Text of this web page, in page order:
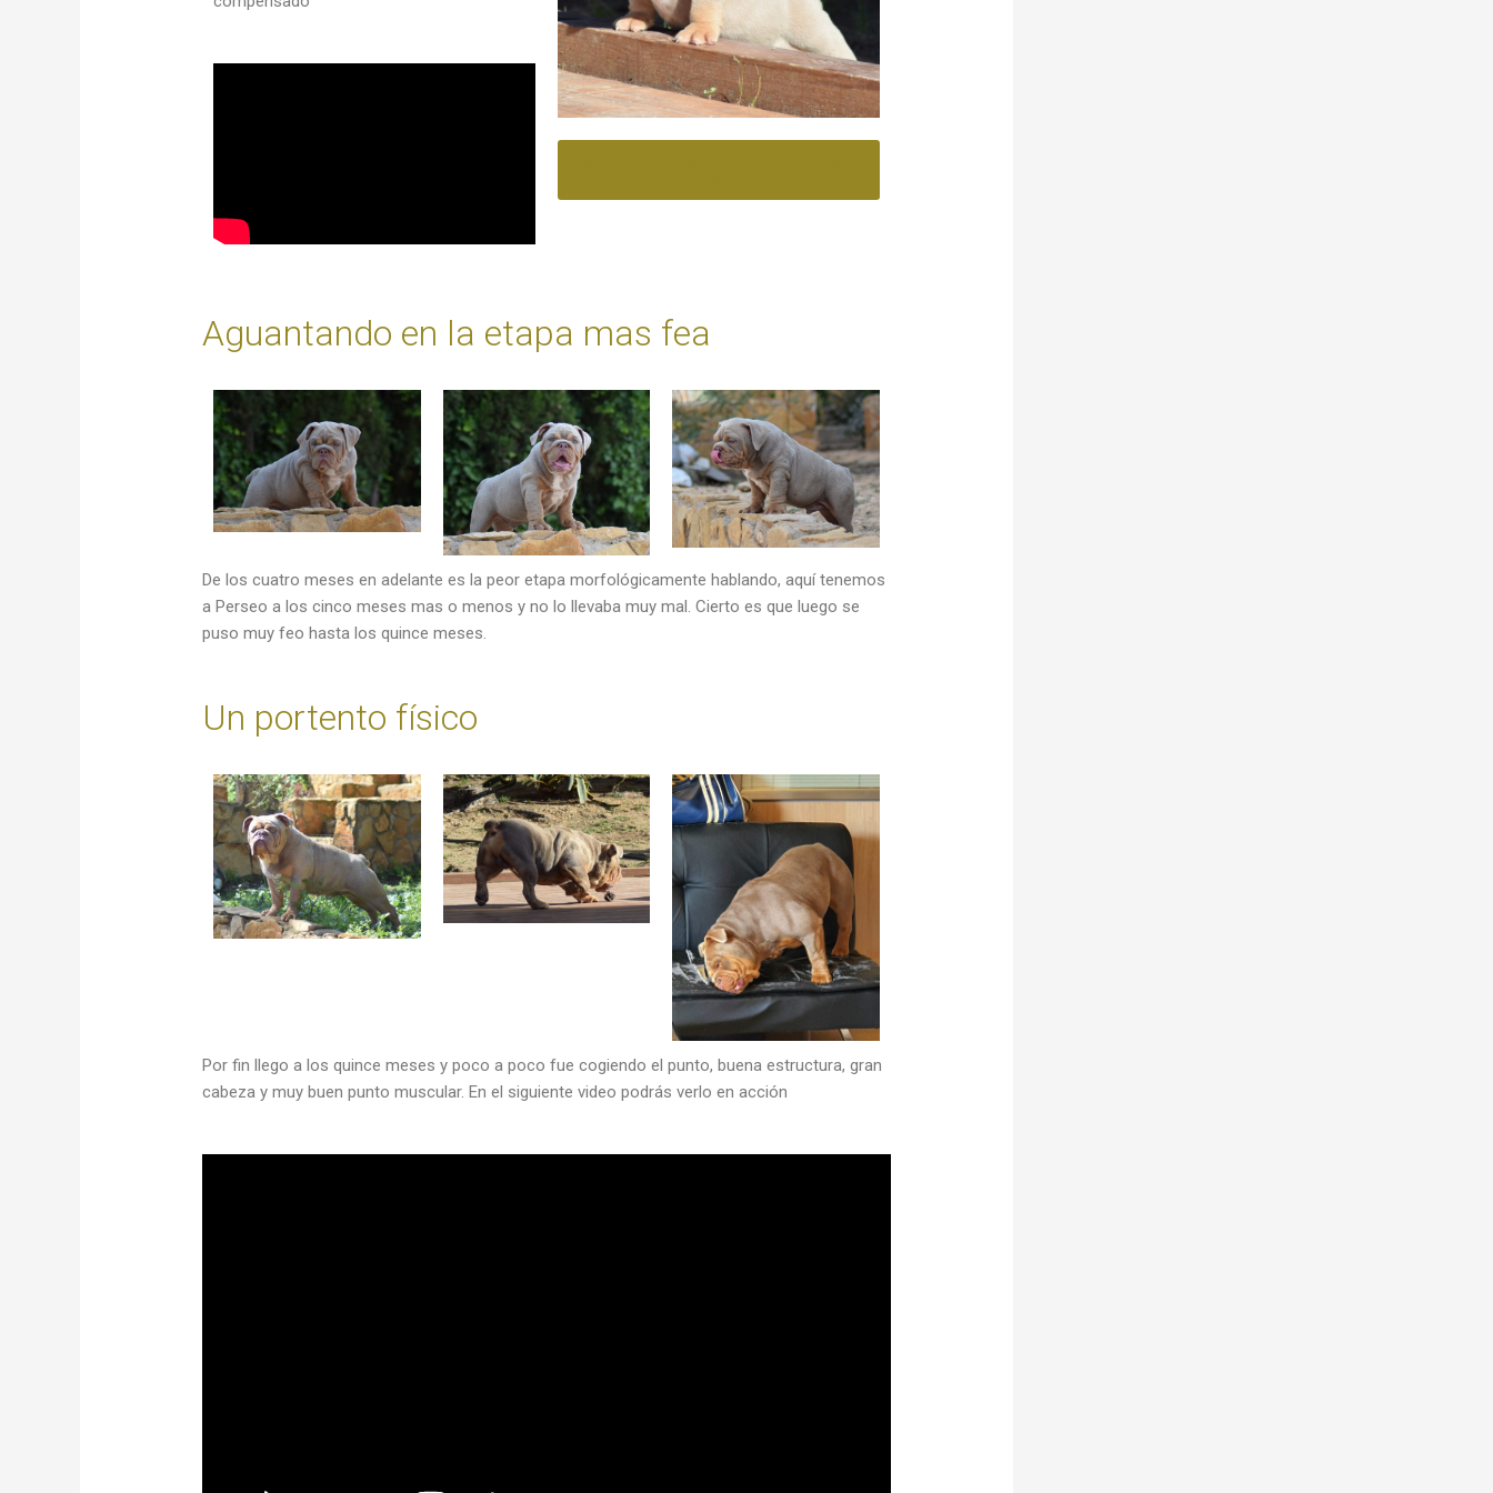
Aguantando en la etapa mas fea
De los cuatro meses en adelante es la peor etapa morfológicamente hablando, aquí tenemos
a Perseo a los cinco meses mas o menos y no lo llevaba muy mal. Cierto es que luego se
puso muy feo hasta los quince meses.
Un portento físico
Por fin llego a los quince meses y poco a poco fue cogiendo el punto, buena estructura, gran
cabeza y muy buen punto muscular. En el siguiente video podrás verlo en acción